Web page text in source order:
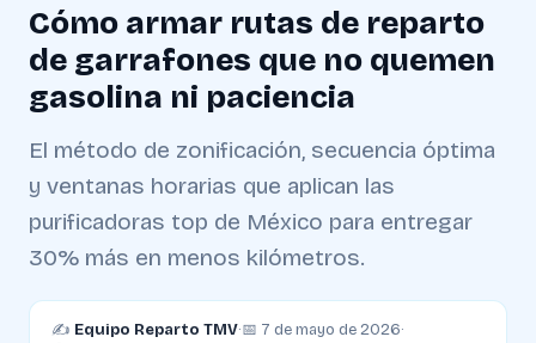
Cómo armar rutas de reparto
de garrafones que no quemen
gasolina ni paciencia
El método de zonificación, secuencia óptima
y ventanas horarias que aplican las
purificadoras top de México para entregar
30% más en menos kilómetros.
✍️ Equipo Reparto TMV·📅 7 de mayo de 2026·